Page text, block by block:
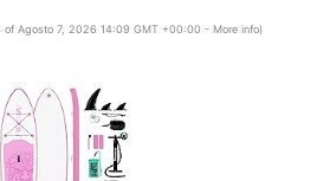
of Agosto 7, 2026 14:09 GMT +00:00 - More info)